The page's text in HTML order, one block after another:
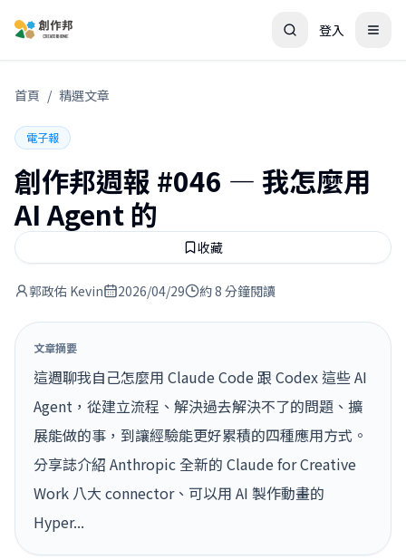
登入
首頁 / 精選文章
電子報
創作邦週報 #046 — 我怎麼用
AI Agent 的
收藏
郭政佑 Kevin 2026/04/29 約 8 分鐘閱讀
文章摘要
這週聊我自己怎麼用 Claude Code 跟 Codex 這些 AI
Agent，從建立流程、解決過去解決不了的問題、擴
展能做的事，到讓經驗能更好累積的四種應用方式。
分享誌介紹 Anthropic 全新的 Claude for Creative
Work 八大 connector、可以用 AI 製作動畫的
Hyper...